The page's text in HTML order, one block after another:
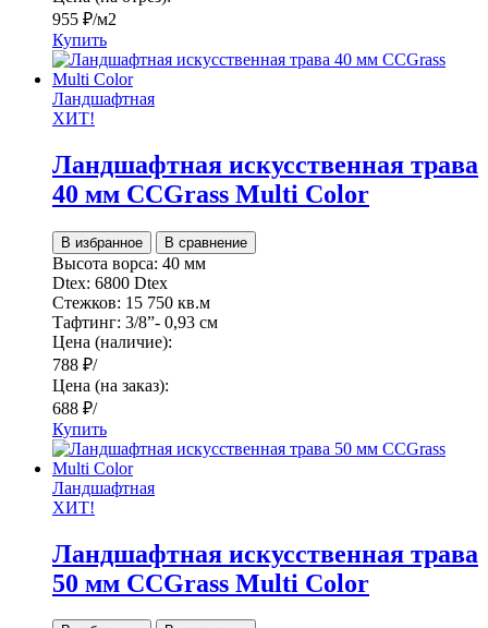
955 ₽/м2
Купить
Ландшафтная
ХИТ!
Ландшафтная искусственная трава
40 мм CCGrass Multi Color
В избранное В сравнение
Высота ворса: 40 мм
Dtex: 6800 Dtex
Стежков: 15 750 кв.м
Тафтинг: 3/8”- 0,93 см
Цена (наличие):
788 ₽/
Цена (на заказ):
688 ₽/
Купить
Ландшафтная
ХИТ!
Ландшафтная искусственная трава
50 мм CCGrass Multi Color